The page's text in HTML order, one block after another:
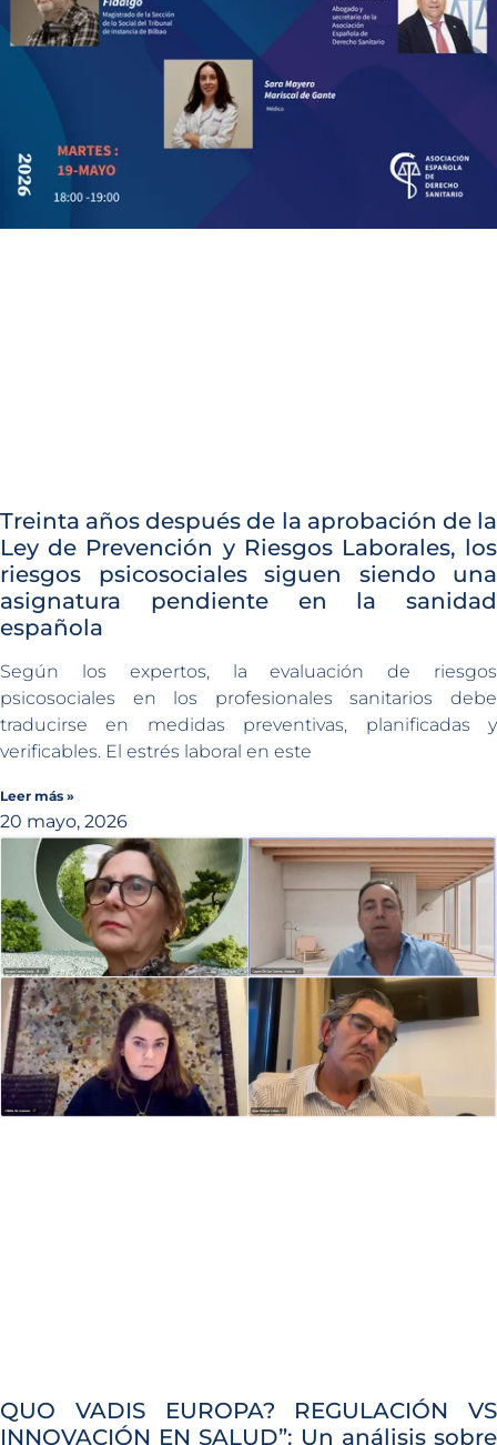
Treinta años después de la aprobación de la
Ley de Prevención y Riesgos Laborales, los
riesgos psicosociales siguen siendo una
asignatura pendiente en la sanidad
española
Según los expertos, la evaluación de riesgos
psicosociales en los profesionales sanitarios debe
traducirse en medidas preventivas, planificadas y
verificables. El estrés laboral en este
Leer más »
20 mayo, 2026
QUO VADIS EUROPA? REGULACIÓN VS
INNOVACIÓN EN SALUD”: Un análisis sobre